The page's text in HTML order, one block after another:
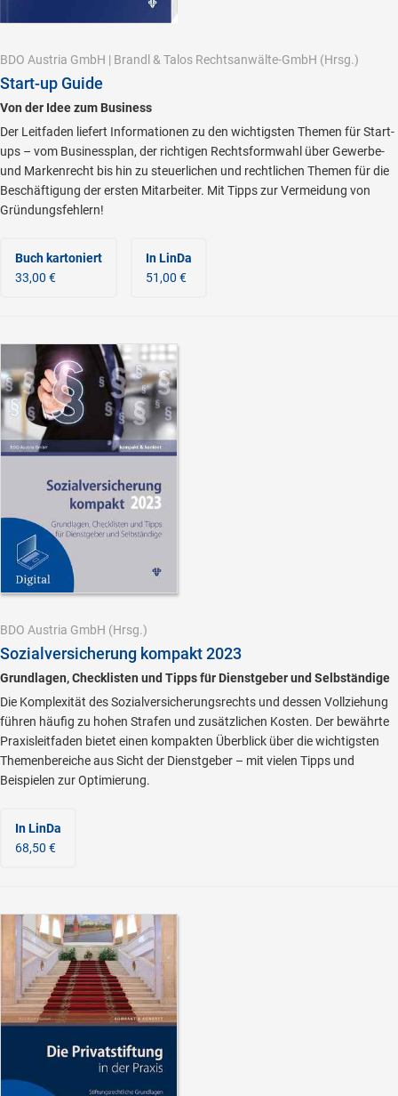
BDO Austria GmbH | Brandl & Talos Rechtsanwälte-GmbH (Hrsg.)
Start-up Guide
Von der Idee zum Business
Der Leitfaden liefert Informationen zu den wichtigsten Themen für Start-
ups – vom Businessplan, der richtigen Rechtsformwahl über Gewerbe-
und Markenrecht bis hin zu steuerlichen und rechtlichen Themen für die
Beschäftigung der ersten Mitarbeiter. Mit Tipps zur Vermeidung von
Gründungsfehlern!
Buch kartoniert
33,00 €
In LinDa
51,00 €
BDO Austria GmbH (Hrsg.)
Sozialversicherung kompakt 2023
Grundlagen, Checklisten und Tipps für Dienstgeber und Selbständige
Die Komplexität des Sozialversicherungsrechts und dessen Vollziehung
führen häufig zu hohen Strafen und zusätzlichen Kosten. Der bewährte
Praxisleitfaden bietet einen kompakten Überblick über die wichtigsten
Themenbereiche aus Sicht der Dienstgeber – mit vielen Tipps und
Beispielen zur Optimierung.
In LinDa
68,50 €